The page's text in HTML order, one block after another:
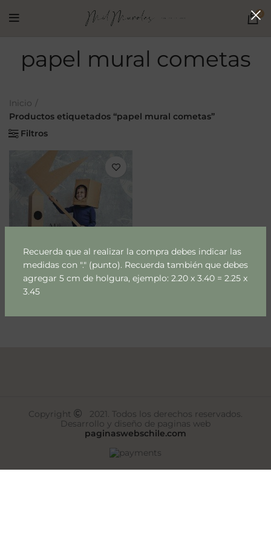
Recuerda que al realizar la compra debes indicar las
medidas con "." (punto). Recuerda también que debes
agregar 5 cm de holgura, ejemplo: 2.20 x 3.40 = 2.25 x
3.45
0
papel mural cometas
Inicio
Productos etiquetados “papel mural cometas”
Filtros
Cometas y planetas
22.990
Copyright
2021. Todos los derechos reservados.
Desarrollo y diseño de paginas web
paginaswebschile.com